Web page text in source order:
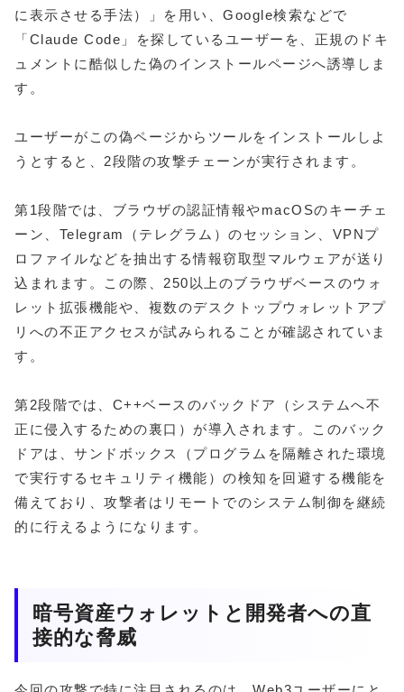
に表示させる手法）」を用い、Google検索などで
「Claude Code」を探しているユーザーを、正規のドキ
ュメントに酷似した偽のインストールページへ誘導しま
す。
ユーザーがこの偽ページからツールをインストールしよ
うとすると、2段階の攻撃チェーンが実行されます。
第1段階では、ブラウザの認証情報やmacOSのキーチェ
ーン、Telegram（テレグラム）のセッション、VPNプ
ロファイルなどを抽出する情報窃取型マルウェアが送り
込まれます。この際、250以上のブラウザベースのウォ
レット拡張機能や、複数のデスクトップウォレットアプ
リへの不正アクセスが試みられることが確認されていま
す。
第2段階では、C++ベースのバックドア（システムへ不
正に侵入するための裏口）が導入されます。このバック
ドアは、サンドボックス（プログラムを隔離された環境
で実行するセキュリティ機能）の検知を回避する機能を
備えており、攻撃者はリモートでのシステム制御を継続
的に行えるようになります。
暗号資産ウォレットと開発者への直
接的な脅威